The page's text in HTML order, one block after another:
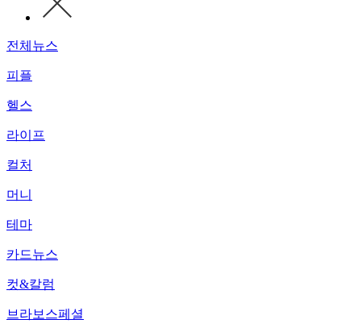
전체뉴스
피플
헬스
라이프
컬처
머니
테마
카드뉴스
컷&칼럼
브라보스페셜